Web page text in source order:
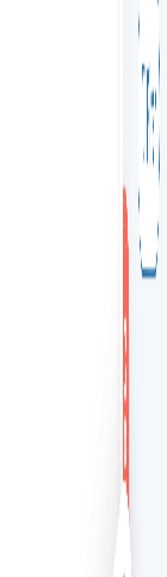
Глобальная
Получите
фрилансеров,
бизнеса по
Экспертные
Легко
выбрать